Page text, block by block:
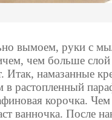
вымоем, руки с
чем больше
Итак, намазанные
в растопленный
корочка.
ванночка. После